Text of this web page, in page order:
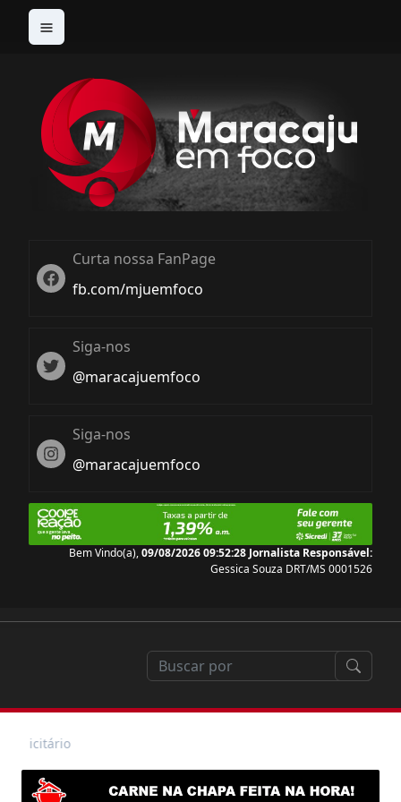
Twitter
Curta nossa FanPage
fb.com/mjuemfoco
Twiter
Siga-nos
@maracajuemfoco
Instagram
Siga-nos
@maracajuemfoco
Bem Vindo(a),09/08/2026 09:52:30Jornalista Responsável:
Gessica Souza DRT/MS 0001526
do Dia dos Pais, Supermercado Estrela realiza